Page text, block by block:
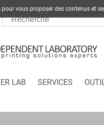
LAB SERVICES
pour vous proposer des